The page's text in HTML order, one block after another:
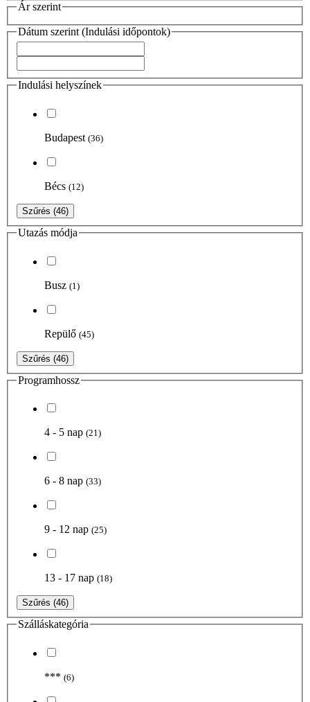
Ár szerint
Dátum szerint (Indulási időpontok)
Indulási helyszínek
Budapest (36)
Bécs (12)
Szűrés (46)
Utazás módja
Busz (1)
Repülő (45)
Szűrés (46)
Programhossz
4 - 5 nap (21)
6 - 8 nap (33)
9 - 12 nap (25)
13 - 17 nap (18)
Szűrés (46)
Szálláskategória
*** (6)